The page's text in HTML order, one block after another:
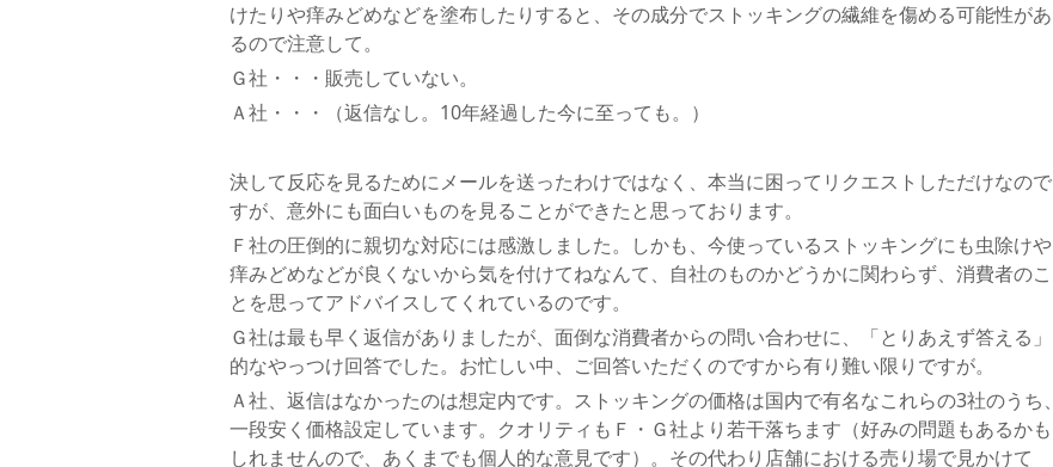
けたりや痒みどめなどを塗布したりすると、その成分でストッキングの繊維を傷める可能性があ
るので注意して。
Ｇ社・・・販売していない。
Ａ社・・・（返信なし。10年経過した今に至っても。）
決して反応を見るためにメールを送ったわけではなく、本当に困ってリクエストしただけなので
すが、意外にも面白いものを見ることができたと思っております。
Ｆ社の圧倒的に親切な対応には感激しました。しかも、今使っているストッキングにも虫除けや
痒みどめなどが良くないから気を付けてねなんて、自社のものかどうかに関わらず、消費者のこ
とを思ってアドバイスしてくれているのです。
Ｇ社は最も早く返信がありましたが、面倒な消費者からの問い合わせに、「とりあえず答える」
的なやっつけ回答でした。お忙しい中、ご回答いただくのですから有り難い限りですが。
Ａ社、返信はなかったのは想定内です。ストッキングの価格は国内で有名なこれらの3社のうち、
一段安く価格設定しています。クオリティもＦ・Ｇ社より若干落ちます（好みの問題もあるかも
しれませんので、あくまでも個人的な意見です）。その代わり店舗における売り場で見かけて